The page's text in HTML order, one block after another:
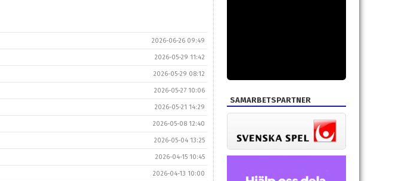
2026-06-26 09:49
2026-05-29 11:42
2026-05-29 08:12
2026-05-27 10:06
2026-05-21 14:29
2026-05-08 12:40
2026-05-04 13:25
2026-04-15 10:45
2026-04-13 10:00
SAMARBETSPARTNER